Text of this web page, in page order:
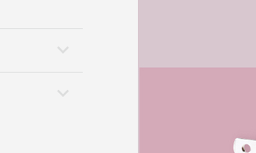
keyboard_arrow_down
keyboard_arrow_down